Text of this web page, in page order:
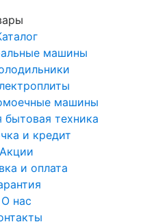
машины
машины
бытовая техника
и кредит
Акции
и оплата
О нас